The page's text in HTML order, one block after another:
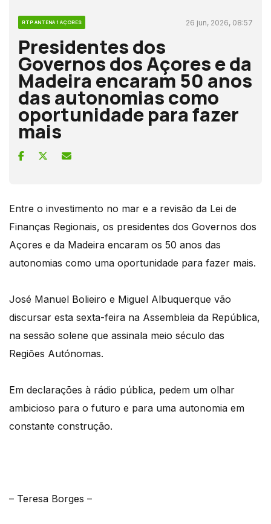
RTP ANTENA 1 AÇORES 26 jun, 2026, 08:57
Presidentes dos
Governos dos Açores e da
Madeira encaram 50 anos
das autonomias como
oportunidade para fazer
mais
Entre o investimento no mar e a revisão da Lei de
Finanças Regionais, os presidentes dos Governos dos
Açores e da Madeira encaram os 50 anos das
autonomias como uma oportunidade para fazer mais.
José Manuel Bolieiro e Miguel Albuquerque vão
discursar esta sexta-feira na Assembleia da República,
na sessão solene que assinala meio século das
Regiões Autónomas.
Em declarações à rádio pública, pedem um olhar
ambicioso para o futuro e para uma autonomia em
constante construção.
– Teresa Borges –